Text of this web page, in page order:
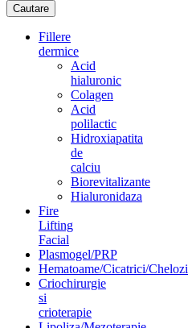
Fillere
dermice
Acid
hialuronic
Colagen
Acid
polilactic
Hidroxiapatita
de
calciu
Biorevitalizante
Hialuronidaza
Fire
Lifting
Facial
Plasmogel/PRP
Hematoame/Cicatrici/Chelozi
Criochirurgie
si
crioterapie